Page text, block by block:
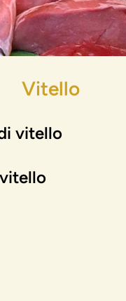
Vitello
vitello